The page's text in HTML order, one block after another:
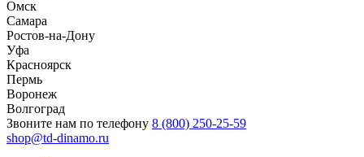
Омск
Самара
Ростов-на-Дону
Уфа
Красноярск
Пермь
Воронеж
Волгоград
Звоните нам по телефону 8 (800) 250-25-59
shop@td-dinamo.ru